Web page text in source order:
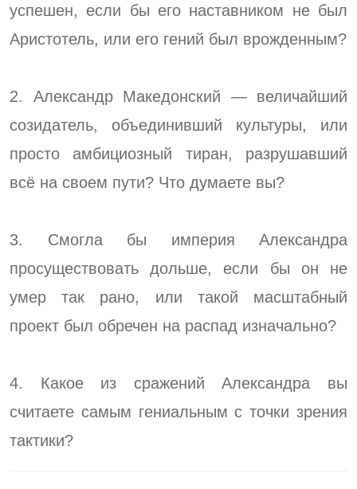
успешен, если бы его наставником не был
Аристотель, или его гений был врожденным?
2. Александр Македонский — величайший
созидатель, объединивший культуры, или
просто амбициозный тиран, разрушавший
всё на своем пути? Что думаете вы?
3. Смогла бы империя Александра
просуществовать дольше, если бы он не
умер так рано, или такой масштабный
проект был обречен на распад изначально?
4. Какое из сражений Александра вы
считаете самым гениальным с точки зрения
тактики?